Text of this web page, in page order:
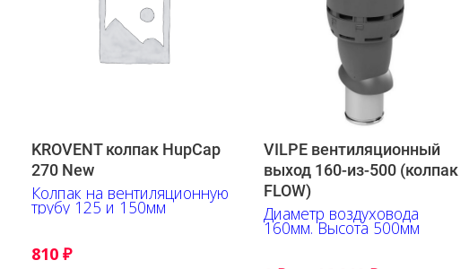
KROVENT колпак HupCap
270 New
Колпак на вентиляционную
трубу 125 и 150мм
810 ₽
VILPE вентиляционный
выход 160-из-500 (колпак
FLOW)
Диаметр воздуховода
160мм. Высота 500мм